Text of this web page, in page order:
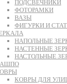
ПОДСВЕЧНИКИ
ФОТОРАМКИ
ВАЗЫ
ФИГУРКИ И
НАПОЛЬНЫЕ
НАСТЕННЫЕ
НАСТОЛЬНЫЕ
КОВРЫ ДЛЯ